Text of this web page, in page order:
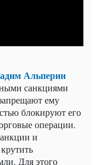
Альперин
санкциями
ему
блокируют его
операции.
и
Для этого